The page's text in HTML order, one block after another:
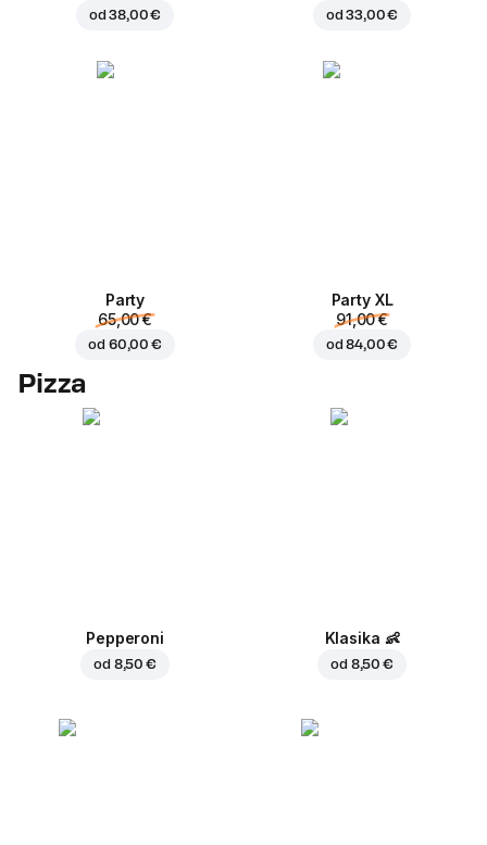
od38,00 € od33,00 €
Party
65,00 €
od 60,00 €
Party XL
91,00 €
od84,00 €
Pizza
Pepperoni
od 8,50 €
Klasika 👶
od 8,50 €